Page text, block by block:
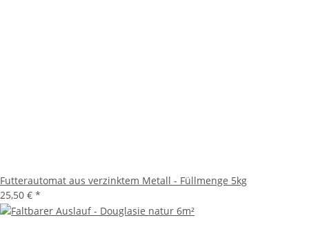
Futterautomat aus verzinktem Metall - Füllmenge 5kg
25,50 € *